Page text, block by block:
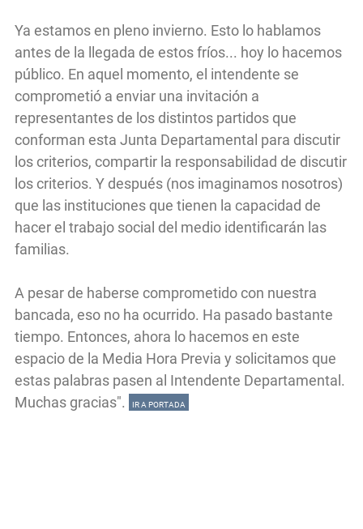
Ya estamos en pleno invierno. Esto lo hablamos
antes de la llegada de estos fríos... hoy lo hacemos
público. En aquel momento, el intendente se
comprometió a enviar una invitación a
representantes de los distintos partidos que
conforman esta Junta Departamental para discutir
los criterios, compartir la responsabilidad de discutir
los criterios. Y después (nos imaginamos nosotros)
que las instituciones que tienen la capacidad de
hacer el trabajo social del medio identificarán las
familias.
A pesar de haberse comprometido con nuestra
bancada, eso no ha ocurrido. Ha pasado bastante
tiempo. Entonces, ahora lo hacemos en este
espacio de la Media Hora Previa y solicitamos que
estas palabras pasen al Intendente Departamental.
Muchas gracias".
IR A PORTADA